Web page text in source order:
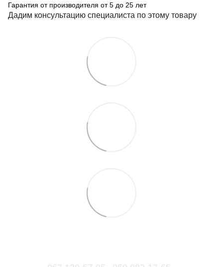
Гарантия от производителя от 5 до 25 лет
Дадим консультацию специалиста по этому товару